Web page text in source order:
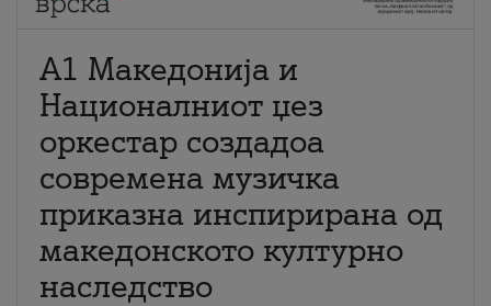
А1 Македонија и
Националниот џез
оркестар создадоа
современа музичка
приказна инспирирана од
македонското културно
наследство